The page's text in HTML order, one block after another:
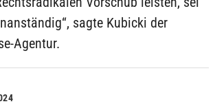
sagte Kubicki der
Agentur.